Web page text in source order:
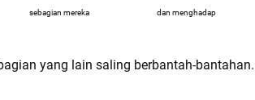
sebagian mereka dan menghadap
yang lain saling berbantah-bantahan.